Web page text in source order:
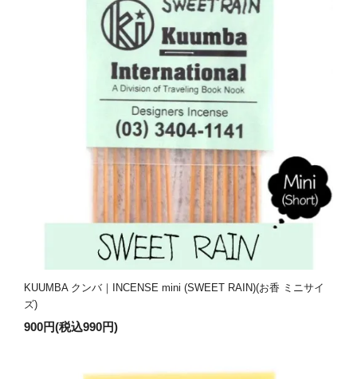
KUUMBA クンバ｜INCENSE mini (SWEET RAIN)(お香 ミニサイ
ズ)
900円(税込990円)